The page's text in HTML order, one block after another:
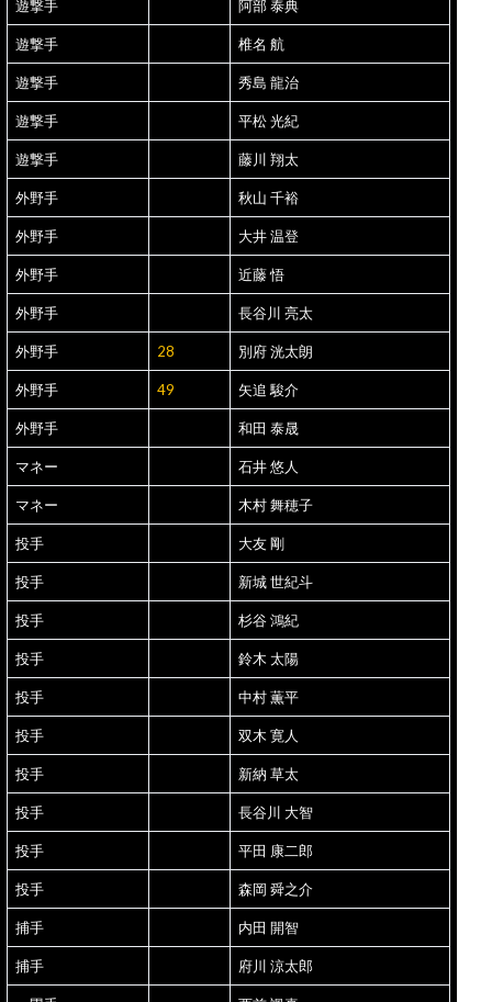
遊撃手 阿部 泰典
遊撃手 椎名 航
遊撃手 秀島 龍治
遊撃手 平松 光紀
遊撃手 藤川 翔太
外野手 秋山 千裕
外野手 大井 温登
外野手 近藤 悟
外野手 長谷川 亮太
外野手 28 別府 洸太朗
外野手 49 矢追 駿介
外野手 和田 泰晟
マネー 石井 悠人
マネー 木村 舞穂子
投手 大友 剛
投手 新城 世紀斗
投手 杉谷 鴻紀
投手 鈴木 太陽
投手 中村 薫平
投手 双木 寛人
投手 新納 草太
投手 長谷川 大智
投手 平田 康二郎
投手 森岡 舜之介
捕手 内田 開智
捕手 府川 涼太郎